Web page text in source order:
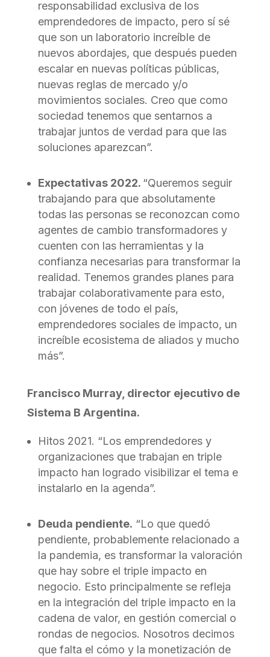
responsabilidad exclusiva de los
emprendedores de impacto, pero sí sé
que son un laboratorio increíble de
nuevos abordajes, que después pueden
escalar en nuevas políticas públicas,
nuevas reglas de mercado y/o
movimientos sociales. Creo que como
sociedad tenemos que sentarnos a
trabajar juntos de verdad para que las
soluciones aparezcan”.
Expectativas 2022. “Queremos seguir
trabajando para que absolutamente
todas las personas se reconozcan como
agentes de cambio transformadores y
cuenten con las herramientas y la
confianza necesarias para transformar la
realidad. Tenemos grandes planes para
trabajar colaborativamente para esto,
con jóvenes de todo el país,
emprendedores sociales de impacto, un
increíble ecosistema de aliados y mucho
más”.
Francisco Murray, director ejecutivo de
Sistema B Argentina.
Hitos 2021. “Los emprendedores y
organizaciones que trabajan en triple
impacto han logrado visibilizar el tema e
instalarlo en la agenda”.
Deuda pendiente. “Lo que quedó
pendiente, probablemente relacionado a
la pandemia, es transformar la valoración
que hay sobre el triple impacto en
negocio. Esto principalmente se refleja
en la integración del triple impacto en la
cadena de valor, en gestión comercial o
rondas de negocios. Nosotros decimos
que falta el cómo y la monetización de